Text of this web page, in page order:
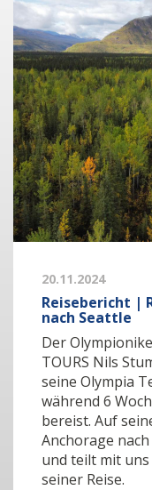
20.11.2024
Reisebericht |
nach Seattle
Der
TOURS Nils
seine Olympia
während 6
bereist. Auf
Anchorage
und teilt mit
seiner Reise.